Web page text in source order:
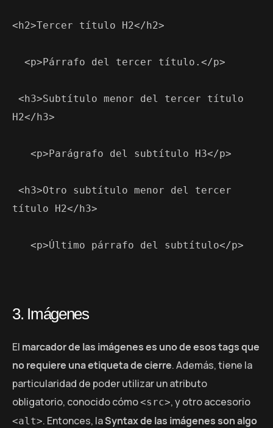
<h2>Tercer título H2</h2>
  <p>Párrafo del tercer título.</p>
H2</h3>
   <p>Parágrafo del subtítulo H3</p>
título H2</h3>
   <p>Último párrafo del subtítulo</p>
3. Imágenes
El marcador de las imágenes es uno de esos tags que
no requiere una etiqueta de cierre. Además, tiene la
particularidad de poder utilizar un atributo
obligatorio, conocido cómo<src>, y otro accesorio
<alt>. Entonces, laSyntax de las imágenes son algo